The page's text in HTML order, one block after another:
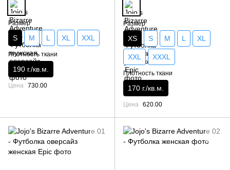
Размер
S M L XL XXL
Плотность ткани
190 г./кв.м.
Цена 730.00
Размер
XS S M L XL
XXL XXXL
Плотность ткани
170 г./кв.м.
Цена 620.00